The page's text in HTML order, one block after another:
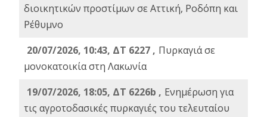
διοικητικών προστίμων σε Αττική, Ροδόπη και
Ρέθυμνο
20/07/2026, 10:43, ΔΤ 6227 , Πυρκαγιά σε
μονοκατοικία στη Λακωνία
19/07/2026, 18:05, ΔΤ 6226b , Ενημέρωση για
τις αγροτοδασικές πυρκαγιές του τελευταίου